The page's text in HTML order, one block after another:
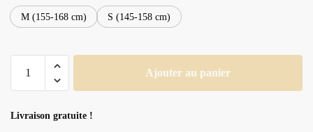
M (155-168 cm) S (145-158 cm)
pilou
Ajouter au panier
Livraison gratuite !